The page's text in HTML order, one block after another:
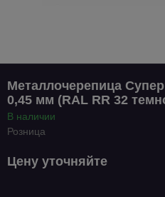
Металлочерепица
0,45 мм (RAL RR 32
В наличии
Розница
Цену уточняйте